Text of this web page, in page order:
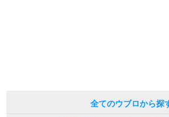
全てのウブロから探